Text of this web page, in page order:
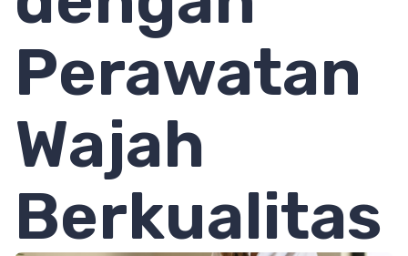
Perawatan
Wajah
Berkualitas